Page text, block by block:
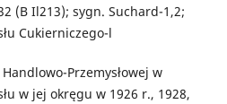
(B Il213); sygn. Suchard-1,2;
Cukierniczego-l
Przemysłowej w
w jej okręgu w 1926 r., 1928,